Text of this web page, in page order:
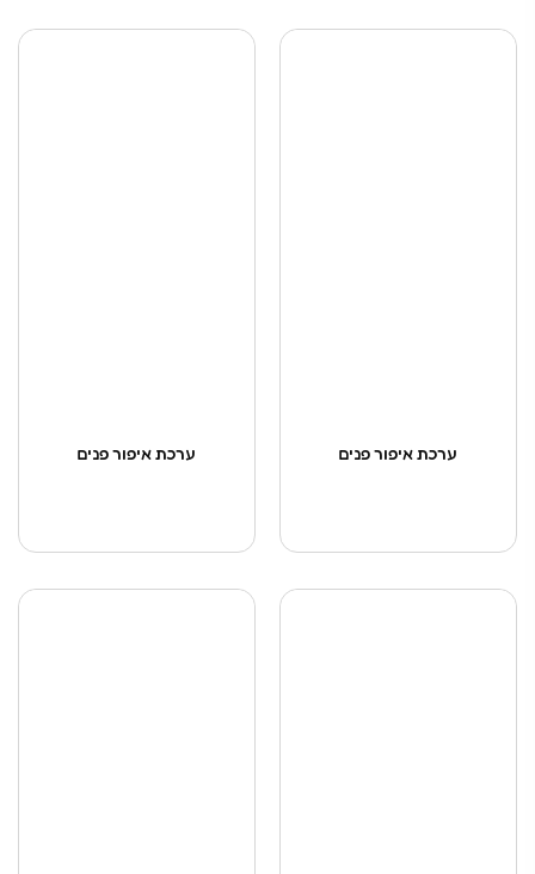
ערכת איפור פנים ערכת איפור פנים